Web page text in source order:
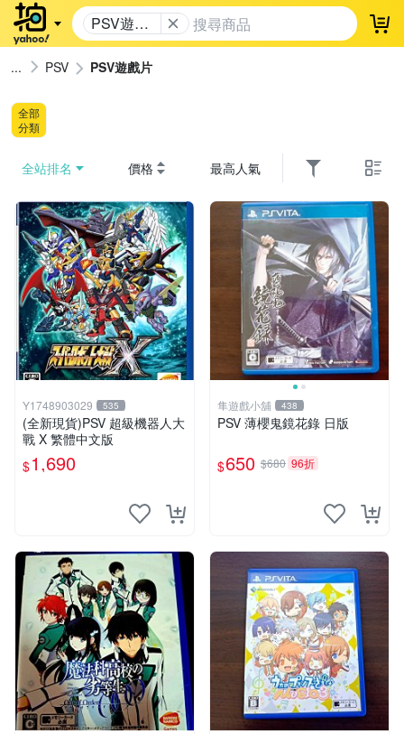
PSV遊戲
片
登
PSV PSV遊戲片
全部
分類
全站排名 價格 最高人氣
Y1748903029 535
(全新現貨)PSV 超級機器人大
戰 X 繁體中文版
$1,690
隼遊戲小舖 438
PSV 薄櫻鬼鏡花錄 日版
$650 $680 96折